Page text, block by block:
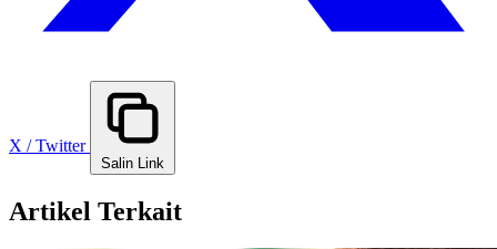
X / Twitter
Salin Link
Artikel Terkait